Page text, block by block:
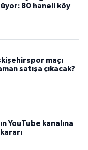
80 haneli köy
maçı
satışa çıkacak?
YouTube kanalına